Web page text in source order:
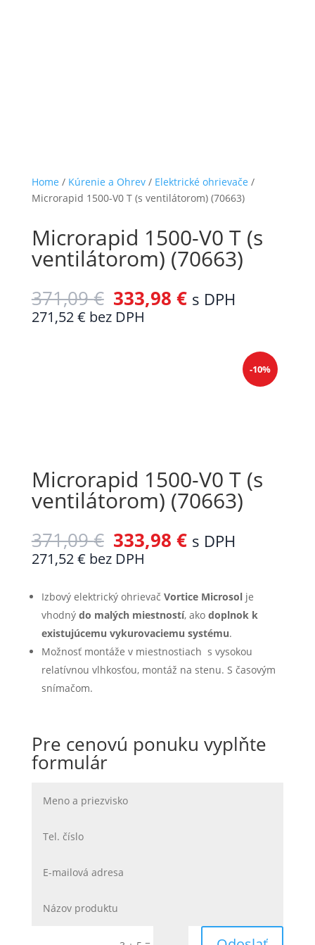
Home / Kúrenie a Ohrev/ Elektrické ohrievače /
Microrapid 1500-V0 T (s ventilátorom) (70663)
Microrapid 1500-V0 T (s
ventilátorom) (70663)
371,09€ 333,98 € s DPH
271,52€ bez DPH
-10%
Microrapid 1500-V0 T (s
ventilátorom) (70663)
371,09€ 333,98 € s DPH
271,52€ bez DPH
Izbový elektrický ohrievač Vortice Microsolje
vhodný do malých miestností, ako doplnok k
existujúcemu vykurovaciemu systému.
Možnosť montáže v miestnostiach s vysokou
relatívnou vlhkosťou, montáž na stenu. S časovým
snímačom.
Pre cenovú ponuku vyplňte
formulár